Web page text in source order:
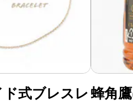
式ブレスレ 蜂角